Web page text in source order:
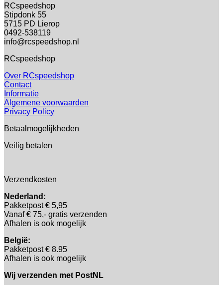
RCspeedshop
Stipdonk 55
5715 PD Lierop
0492-538119
info@rcspeedshop.nl
RCspeedshop
Over RCspeedshop
Contact
Informatie
Algemene voorwaarden
Privacy Policy
Betaalmogelijkheden
Veilig betalen
Verzendkosten
Nederland:
Pakketpost € 5,95
Vanaf € 75,- gratis verzenden
Afhalen is ook mogelijk
België:
Pakketpost € 8.95
Afhalen is ook mogelijk
Wij verzenden met PostNL